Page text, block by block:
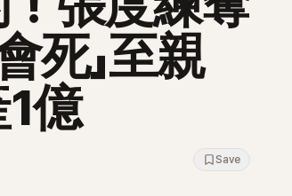
死」至親
億
Save